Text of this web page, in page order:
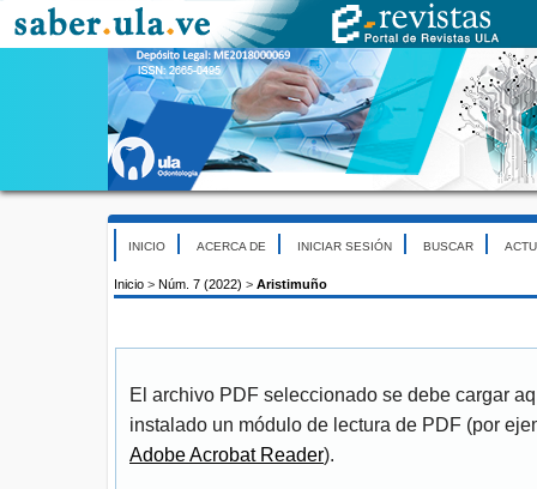
INICIO ACERCA DE INICIAR SESIÓN BUSCAR
Inicio > Núm. 7 (2022) > Aristimuño
El archivo PDF seleccionado se debe cargar
instalado un módulo de lectura de PDF (por
Adobe Acrobat Reader).